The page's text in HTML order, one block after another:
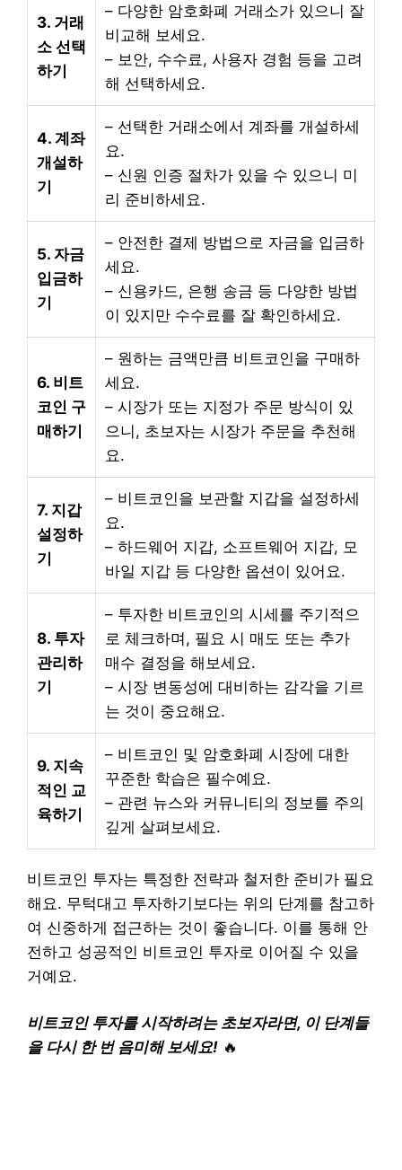
3. 거래
소 선택
하기
– 다양한 암호화폐 거래소가 있으니 잘
비교해 보세요.
– 보안, 수수료, 사용자 경험 등을 고려
해 선택하세요.
4. 계좌
개설하
기
– 선택한 거래소에서 계좌를 개설하세
요.
– 신원 인증 절차가 있을 수 있으니 미
리 준비하세요.
5. 자금
입금하
기
– 안전한 결제 방법으로 자금을 입금하
세요.
– 신용카드, 은행 송금 등 다양한 방법
이 있지만 수수료를 잘 확인하세요.
6. 비트
코인 구
매하기
– 원하는 금액만큼 비트코인을 구매하
세요.
– 시장가 또는 지정가 주문 방식이 있
으니, 초보자는 시장가 주문을 추천해
요.
7. 지갑
설정하
기
– 비트코인을 보관할 지갑을 설정하세
요.
– 하드웨어 지갑, 소프트웨어 지갑, 모
바일 지갑 등 다양한 옵션이 있어요.
8. 투자
관리하
기
– 투자한 비트코인의 시세를 주기적으
로 체크하며, 필요 시 매도 또는 추가
매수 결정을 해보세요.
– 시장 변동성에 대비하는 감각을 기르
는 것이 중요해요.
9. 지속
적인 교
육하기
– 비트코인 및 암호화폐 시장에 대한
꾸준한 학습은 필수예요.
– 관련 뉴스와 커뮤니티의 정보를 주의
깊게 살펴보세요.
비트코인 투자는 특정한 전략과 철저한 준비가 필요
해요. 무턱대고 투자하기보다는 위의 단계를 참고하
여 신중하게 접근하는 것이 좋습니다. 이를 통해 안
전하고 성공적인 비트코인 투자로 이어질 수 있을
거예요.
비트코인 투자를 시작하려는 초보자라면, 이 단계들
을 다시 한 번 음미해 보세요! 🔥